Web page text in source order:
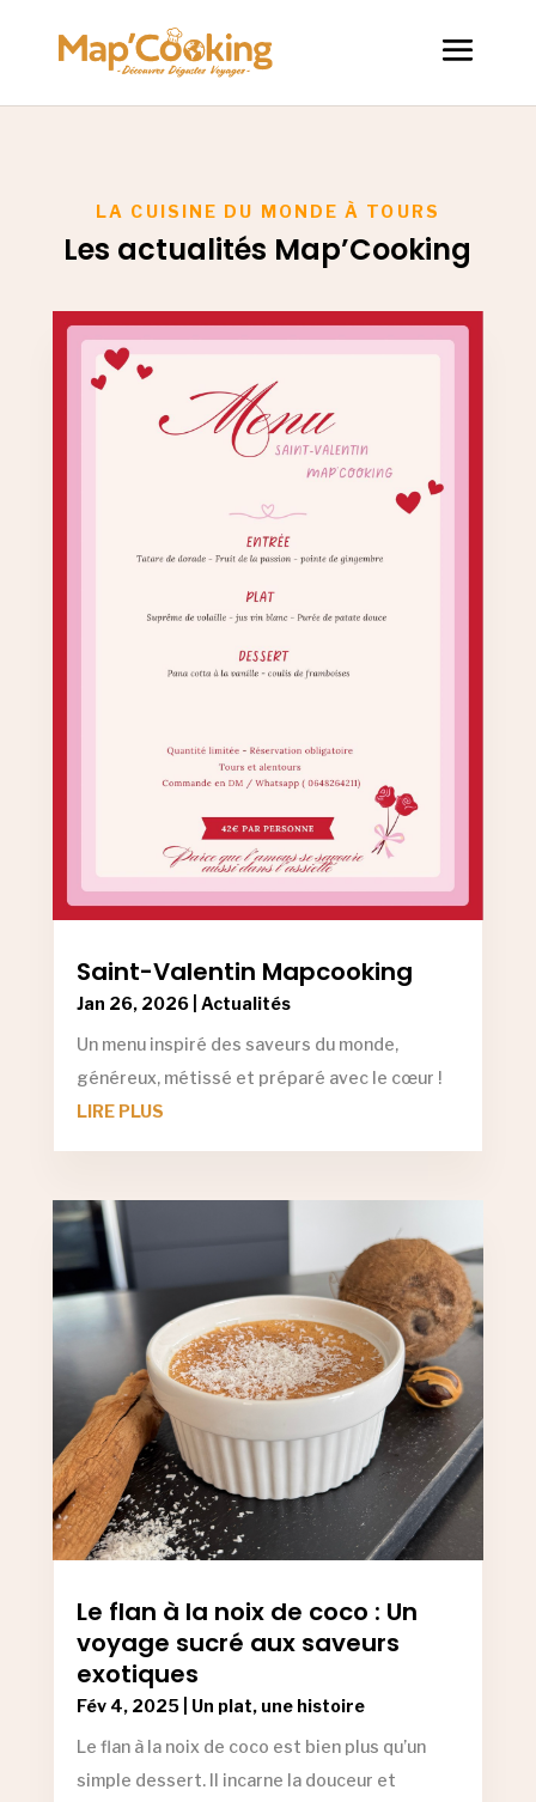
LA CUISINE DU MONDE À TOURS
Les actualités Map’Cooking
Saint-Valentin Mapcooking
Jan 26, 2026| Actualités
Un menu inspiré des saveurs du monde,
généreux, métissé et préparé avec le cœur !
LIRE PLUS
Le flan à la noix de coco : Un
voyage sucré aux saveurs
exotiques
Fév 4, 2025| Un plat, une histoire
Le flan à la noix de coco est bien plus qu’un
simple dessert. Il incarne la douceur et